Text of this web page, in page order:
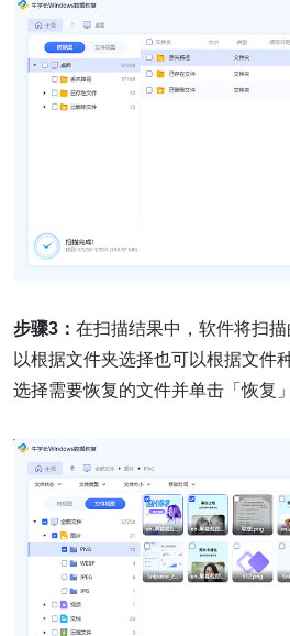
步骤3： 在扫描结果中，软件将扫
以根据文件夹选择也可以根据文件
选择需要恢复的文件并单击「恢复